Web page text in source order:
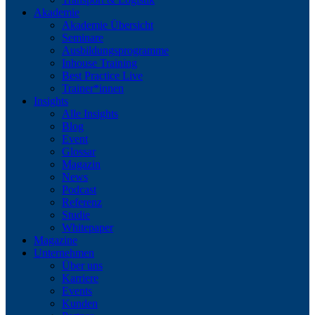
Akademie
Akademie Übersicht
Seminare
Ausbildungsprogramme
Inhouse Training
Best Practice Live
Trainer*innen
Insights
Alle Insights
Blog
Event
Glossar
Magazin
News
Podcast
Referenz
Studie
Whitepaper
Magazine
Unternehmen
Über uns
Karriere
Events
Kunden